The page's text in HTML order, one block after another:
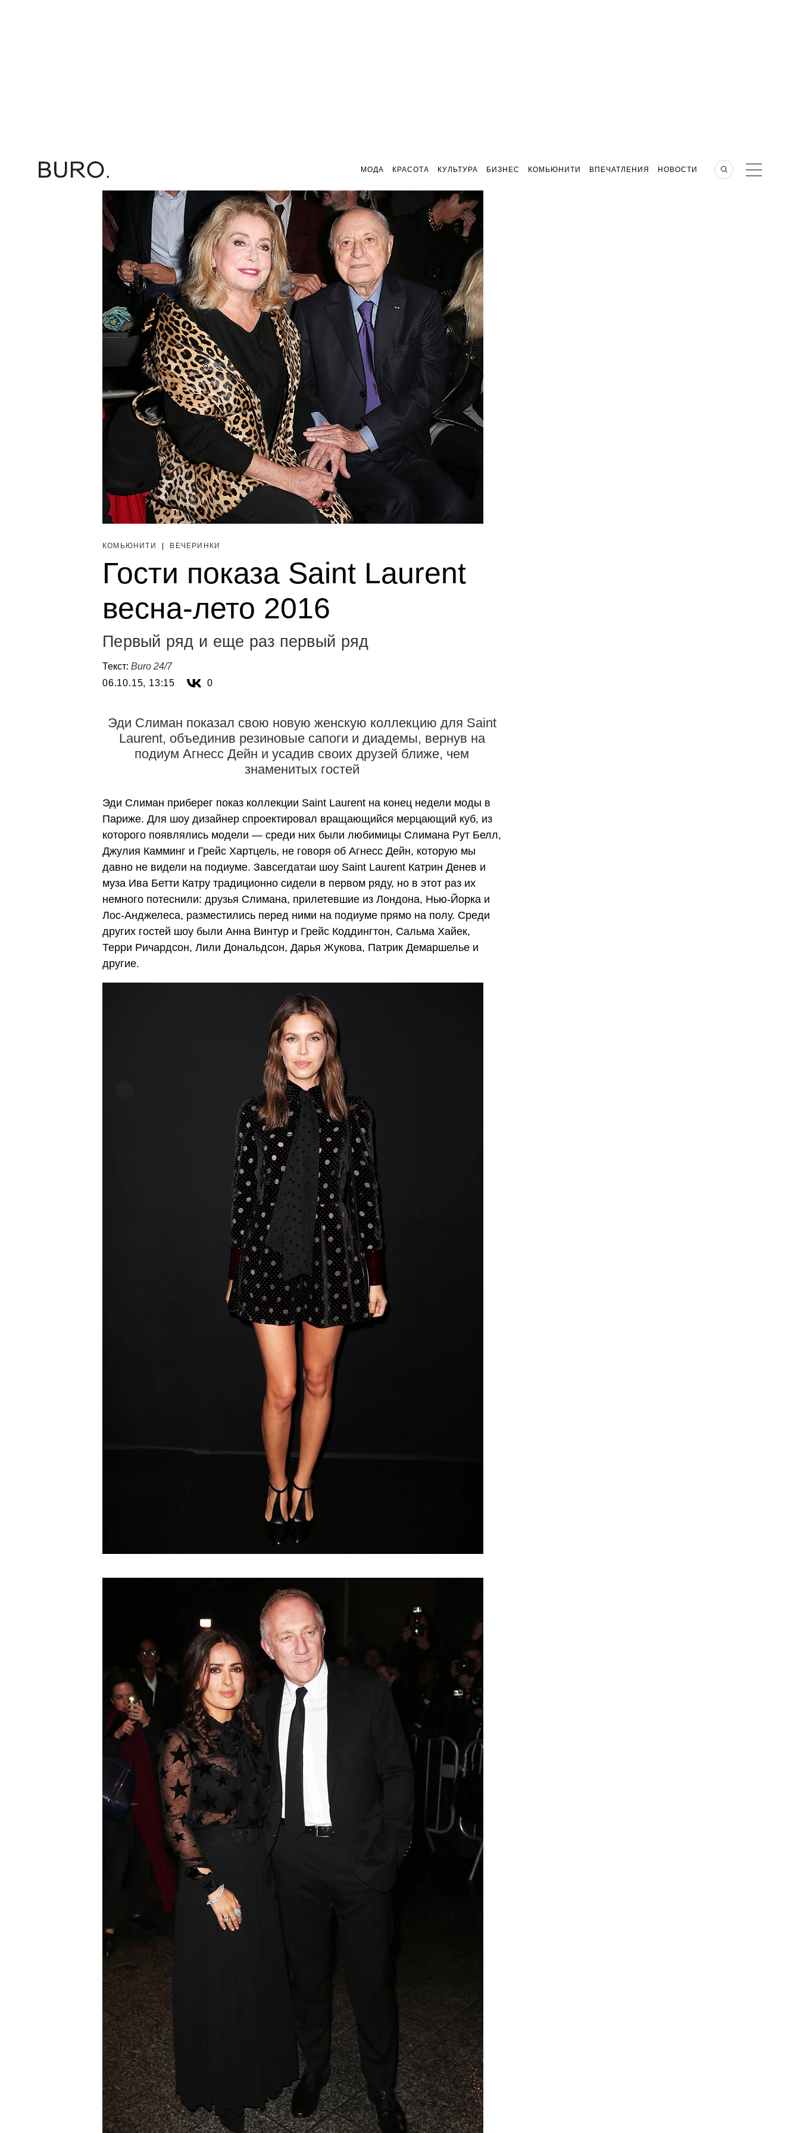
МОДА КРАСОТА КУЛЬТУРА БИЗНЕС КОМЬЮНИТИ ВПЕЧАТЛЕНИЯ НОВОСТИ
КОМЬЮНИТИ ВЕЧЕРИНКИ
Гости показа Saint Laurent
весна-лето 2016
Первый ряд и еще раз первый ряд
Текст: Buro 24/7
06.10.15, 13:15
0
Эди Слиман показал свою новую женскую коллекцию для Saint
Laurent, объединив резиновые сапоги и диадемы, вернув на
подиум Агнесс Дейн и усадив своих друзей ближе, чем
знаменитых гостей
Эди Слиман приберег показ коллекции Saint Laurent на конец недели моды в
Париже. Для шоу дизайнер спроектировал вращающийся мерцающий куб, из
которого появлялись модели — среди них были любимицы Слимана Рут Белл,
Джулия Камминг и Грейс Хартцель, не говоря об Агнесс Дейн, которую мы
давно не видели на подиуме. Завсегдатаи шоу Saint Laurent Катрин Денев и
муза Ива Бетти Катру традиционно сидели в первом ряду, но в этот раз их
немного потеснили: друзья Слимана, прилетевшие из Лондона, Нью-Йорка и
Лос-Анджелеса, разместились перед ними на подиуме прямо на полу. Среди
других гостей шоу были Анна Винтур и Грейс Коддингтон, Сальма Хайек,
Терри Ричардсон, Лили Дональдсон, Дарья Жукова, Патрик Демаршелье и
другие.